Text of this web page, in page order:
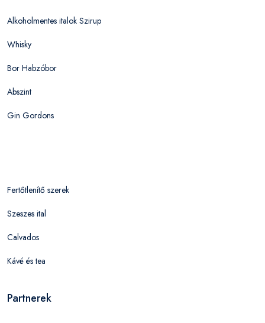
Alkoholmentes italok Szirup
Whisky
Bor Habzóbor
Abszint
Gin Gordons
Fertőtlenítő szerek
Szeszes ital
Calvados
Kávé és tea
Partnerek